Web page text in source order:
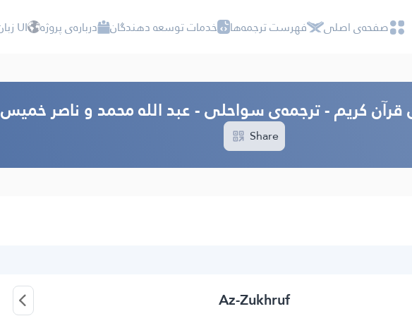
صفحه‌ى اصلى فهرست ترجمه‌ها خدمات توسعه دهندگان درباره‌ى پروژه UI زبان
قرآن کریم - ترجمه‌ى سواحلى - عبد الله محمد و ناصر خميس
Share
Az-Zukhruf